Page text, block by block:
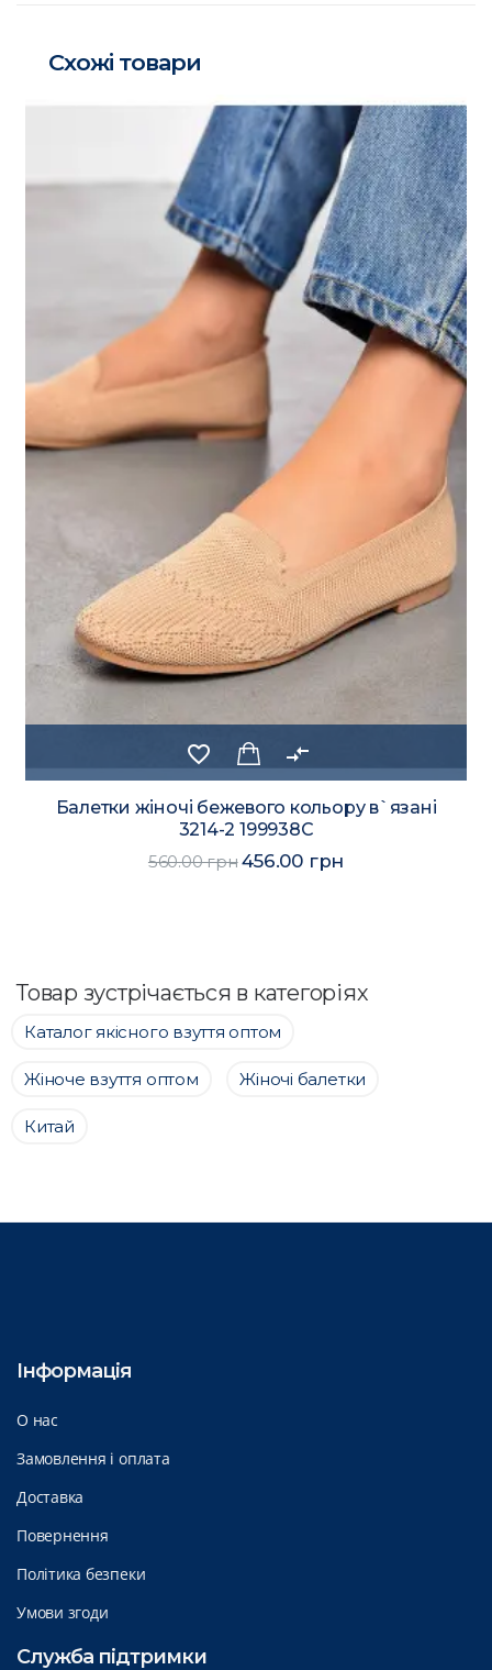
Схожі товари
favorite_border compare_arrows
Балетки жіночі бежевого кольору в`язані
3214-2 199938C
560.00 грн456.00 грн
Товар зустрічається в категоріях
Каталог якісного взуття оптом
Жіноче взуття оптом Жіночі балетки
Китай
Інформація
О нас
Замовлення і оплата
Доставка
Повернення
Політика безпеки
Умови згоди
Служба підтримки